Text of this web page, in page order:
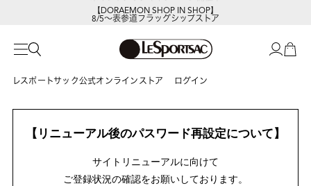
【DORAEMON SHOP IN SHOP】
8/5～表参道フラッグシップストア
レスポートサック公式オンラインストア ログイン
【リニューアル後のパスワード再設定について】
サイトリニューアルに向けて
ご登録状況の確認をお願いしております。